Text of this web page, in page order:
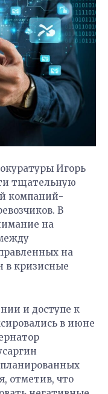
Игорь
тщательную
компаний-
В
на
на
в кризисные
и доступе к
в июне
отметив, что